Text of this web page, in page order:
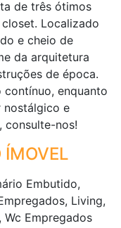
de três ótimos
Localizado
e cheio de
da arquitetura
de época.
contínuo, enquanto
nostálgico e
consulte-nos!
ÍMOVEL
Embutido,
Living,
Wc Empregados